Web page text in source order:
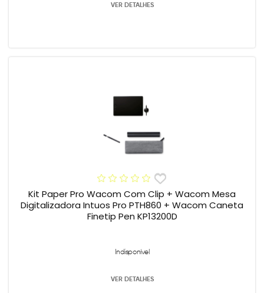
VER DETALHES
Kit Paper Pro Wacom Com Clip + Wacom Mesa
Digitalizadora Intuos Pro PTH860 + Wacom Caneta
Finetip Pen KP13200D
Indisponível
VER DETALHES